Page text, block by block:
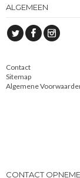
ALGEMEEN
Contact
Sitemap
Algemene
CONTACT